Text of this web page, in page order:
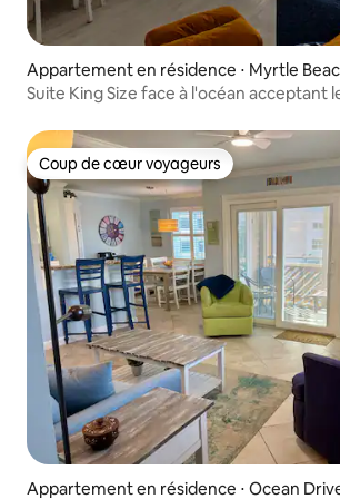
Appartement en résidence ⋅ Myrtle
Suite King Size face à l'océan acceptant
Coup de cœur voyageurs
Coup de cœur voyageurs
Appartement en résidence ⋅ Ocean